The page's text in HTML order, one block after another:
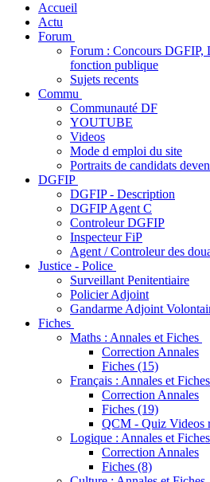
Accueil
Actu
Forum
Forum : Concours DGFIP,
fonction publique
Sujets recents
Commu
Communauté DF
YOUTUBE
Videos
Mode d emploi du site
Portraits de candidats
DGFIP
DGFIP - Description
DGFIP Agent C
Controleur DGFIP
Inspecteur FiP
Agent / Controleur des
Justice - Police
Surveillant Penitentiaire
Policier Adjoint
Gandarme Adjoint
Fiches
Maths : Annales et Fiches
Correction Annales
Fiches (15)
Français : Annales et Fiches
Correction Annales
Fiches (19)
QCM - Quiz Videos
Logique : Annales et Fiches
Correction Annales
Fiches (8)